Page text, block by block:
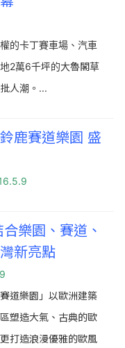
的卡丁賽車場、汽車
2萬6千坪的大魯閣草
人潮。...
鹿賽道樂園 盛
樂園、賽道、
新亮點
道樂園」以歐洲建築
塑造大氣、古典的歐
打造浪漫優雅的歐風